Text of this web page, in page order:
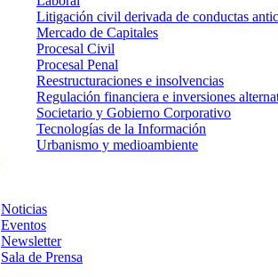
Litigación civil derivada de conductas
Mercado de Capitales
Procesal Civil
Procesal Penal
Reestructuraciones e insolvencias
Regulación financiera e inversiones
Societario y Gobierno Corporativo
Tecnologías de la Información
Urbanismo y medioambiente
Noticias
Eventos
Newsletter
Sala de Prensa